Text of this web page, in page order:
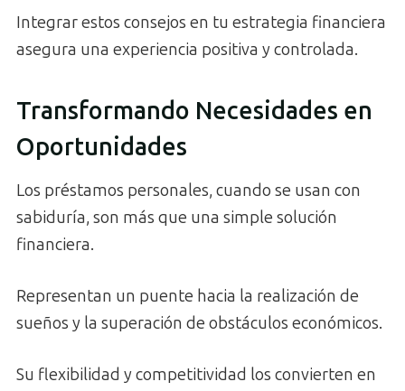
Integrar estos consejos en tu estrategia financiera
asegura una experiencia positiva y controlada.
Transformando Necesidades en
Oportunidades
Los préstamos personales, cuando se usan con
sabiduría, son más que una simple solución
financiera.
Representan un puente hacia la realización de
sueños y la superación de obstáculos económicos.
Su flexibilidad y competitividad los convierten en